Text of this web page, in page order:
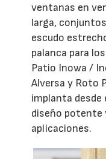
ventanas en
larga,
escudo
palanca para
Patio Inowa /
Alversa y Roto
implanta desde
diseño potente
aplicaciones.